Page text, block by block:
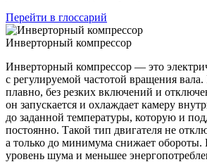
Перейти в глоссарий
Инверторный компрессор
Инверторный компрессор — это
с регулируемой частотой вращения
плавно, без резких включений и
он запускается и охлаждает камеру
до заданной температуры, которую и
постоянно. Такой тип двигателя не
а только до минимума снижает обороты.
уровень шума и меньшее